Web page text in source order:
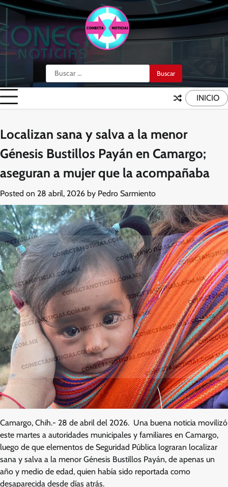
Skip
content
Buscar:
INICIO
Localizan sana y salva a la menor
Génesis Bustillos Payán en Camargo;
aseguran a mujer que la acompañaba
Posted on 28 abril, 2026 by Pedro Sarmiento
Camargo, Chih.- 28 de abril del 2026. Una buena noticia movilizó
este martes a autoridades municipales y familiares en Camargo,
luego de que elementos de Seguridad Pública lograran localizar
sana y salva a la menor Génesis Bustillos Payán, de apenas un
año y medio de edad, quien había sido reportada como
desaparecida desde días atrás.